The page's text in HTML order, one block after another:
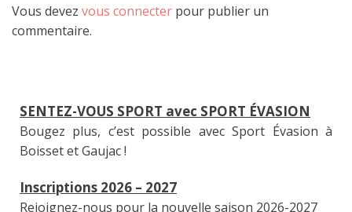
Vous devez vous connecter pour publier un
commentaire.
SENTEZ-VOUS SPORT avec SPORT ÉVASION
Bougez plus, c’est possible avec Sport Évasion à
Boisset et Gaujac !
Inscriptions 2026 – 2027
Rejoignez-nous pour la nouvelle saison 2026-2027